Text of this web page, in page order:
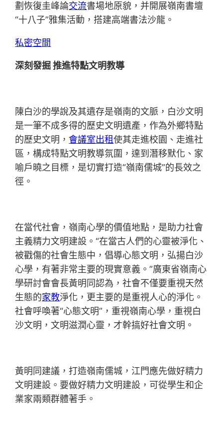
劃恢復圭峰論交流書場地原貌，并開展嶺南書壇
“十八子”雅集活動，搭建高端書法沙龍。
私密空間
深刻發掘 推進特點文明教導
陳白沙的學說及其遺存是嶺南的文脈，白沙文明
是一筆不成多得的歷史文明遺產，作為外鄉特點
的歷史文明，會議室出租使其走進校園、走進社
區，構成特點文明教導氛圍，達到潛移默化、家
喻戶曉之目標，是切實打造“嶺南儒城”的長效之
徑。
在當代社會，嶺南心學的價值地點，是助力社會
主義精力文明建設。“在當古人們的心靈被淨化、
被戳傷的社會生態中，倡導心態文明，弘揚白沙
心學，有著非常主要的現實意義。”廣東省嶺南心
學研討會會長黃明同認為，社會不僅要重視天然
生態的家教淨化，更主要的是重視人心的淨化。
社會呼喚著“心態文明”，重視嶺南心學，重視白
沙文明，文明滋潤心靈，才幹搞好社會文明。
黃明同建議，打造嶺南儒城，江門應先做好精力
文明建設。要做好精力文明建設，可從學生和企
業家兩類群體著手。